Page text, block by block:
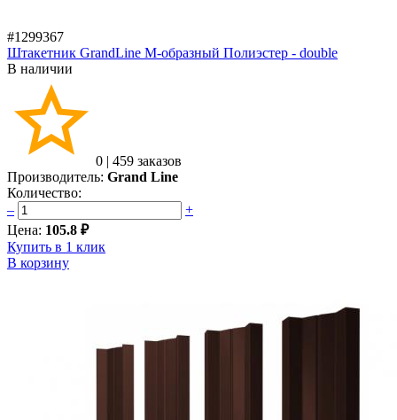
#1299367
Штакетник GrandLine M-образный Полиэстер - double
В наличии
0 | 459 заказов
Производитель: Grand Line
Количество:
–
+
Цена: 105.8 ₽
Купить в 1 клик
В корзину